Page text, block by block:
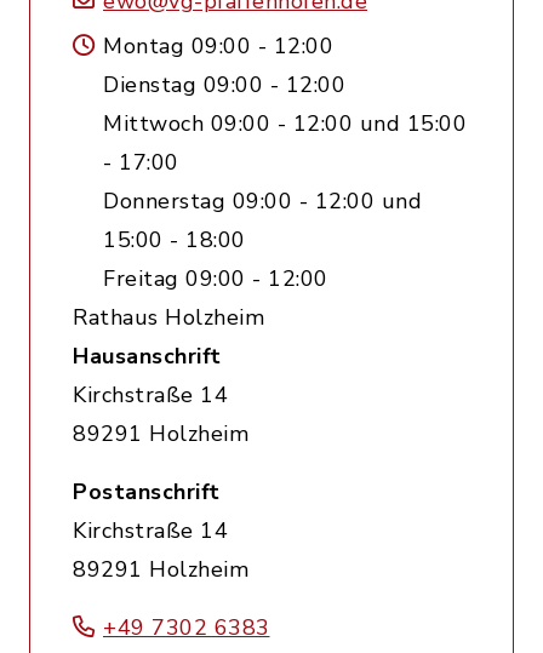
Montag 09:00 - 12:00
Dienstag 09:00 - 12:00
Mittwoch 09:00 - 12:00 und 15:00
- 17:00
Donnerstag 09:00 - 12:00 und
15:00 - 18:00
Freitag 09:00 - 12:00
Rathaus Holzheim
Hausanschrift
Kirchstraße 14
89291 Holzheim
Postanschrift
Kirchstraße 14
89291 Holzheim
+49 7302 6383